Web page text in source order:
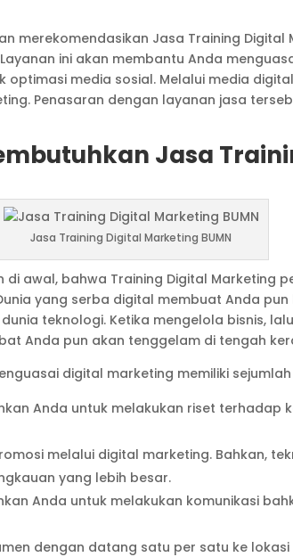
merekomendasikan Jasa Training Digital
ini akan membantu Anda
media sosial. Melalui media
Penasaran dengan layanan jasa
Jasa
Jasa Training Digital Marketing BUMN
awal, bahwa Training Digital Marketing
yang serba digital membuat Anda
teknologi. Ketika mengelola bisnis,
Anda pun akan tenggelam di tengah
digital marketing memiliki
Anda untuk melakukan riset terhadap
melalui digital marketing. Bahkan,
yang lebih besar.
Anda untuk melakukan komunikasi
dengan datang satu per satu ke